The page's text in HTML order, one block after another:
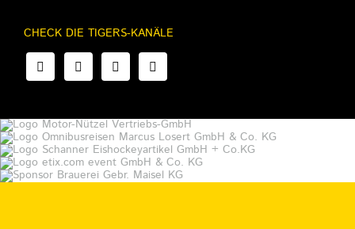
CHECK DIE TIGERS-KANÄLE